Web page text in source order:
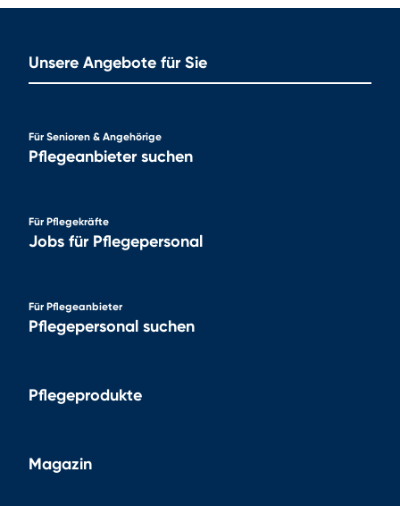
Unsere Angebote für Sie
Für Senioren & Angehörige
Pflegeanbieter suchen
Für Pflegekräfte
Jobs für Pflegepersonal
Für Pflegeanbieter
Pflegepersonal suchen
Pflegeprodukte
Magazin